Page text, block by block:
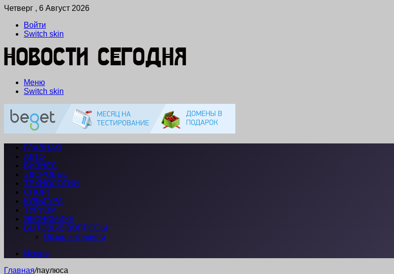
Четверг , 6 Август 2026
Войти
Switch skin
Меню
Switch skin
ГЛАВНАЯ
АВТО
БИЗНЕС
ЗДОРОВЬЕ
ТЕХНОЛОГИИ
СПОРТ
КУЛЬТУРА
ТУРИЗМ
ЭКОНОМИКА
БЫТОВЫЕ ВОПРОСЫ
Обзор интернета
Искать
Главная/паулюса